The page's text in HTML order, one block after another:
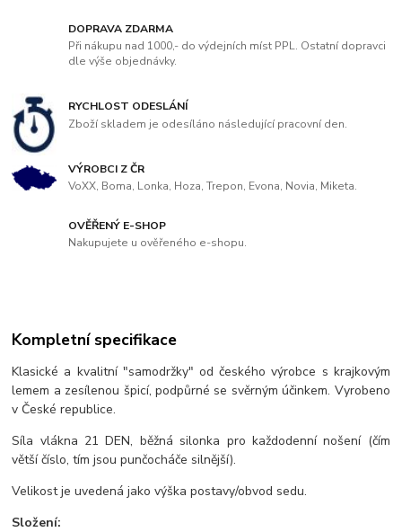
DOPRAVA ZDARMA
Při nákupu nad 1000,- do výdejních míst PPL. Ostatní dopravci
dle výše objednávky.
RYCHLOST ODESLÁNÍ
Zboží skladem je odesíláno následující pracovní den.
VÝROBCI Z ČR
VoXX, Boma, Lonka, Hoza, Trepon, Evona, Novia, Miketa.
OVĚŘENÝ E-SHOP
Nakupujete u ověřeného e-shopu.
Kompletní specifikace
Klasické a kvalitní "samodržky" od českého výrobce s krajkovým
lemem a zesílenou špicí, podpůrné se svěrným účinkem. Vyrobeno
v České republice.
Síla vlákna 21 DEN, běžná silonka pro každodenní nošení (čím
větší číslo, tím jsou punčocháče silnější).
Velikost je uvedená jako výška postavy/obvod sedu.
Složení: